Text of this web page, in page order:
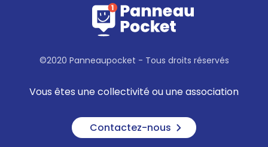
©2020 Panneaupocket - Tous droits réservés
Vous êtes une collectivité ou une association
Contactez-nous